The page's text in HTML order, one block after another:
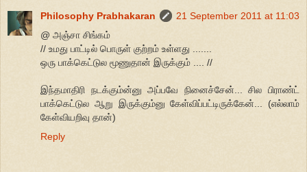
Philosophy Prabhakaran
21 September 2011 at 11:03
@ அஞ்சா சிங்கம்
// உமது பாட்டில் பொருள் குற்றம் உள்ளது .......
ஒரு பாக்கெட்டுல மூணுதான் இருக்கும் .... //
இந்தமாதிரி நடக்கும்ன்னு அப்பவே நினைச்சேன்... சில பிராண்ட்
பாக்கெட்டுல ஆறு இருக்கும்னு கேள்விப்பட்டிருக்கேன்... (எல்லாம்
கேள்வியறிவு தான்)
Reply